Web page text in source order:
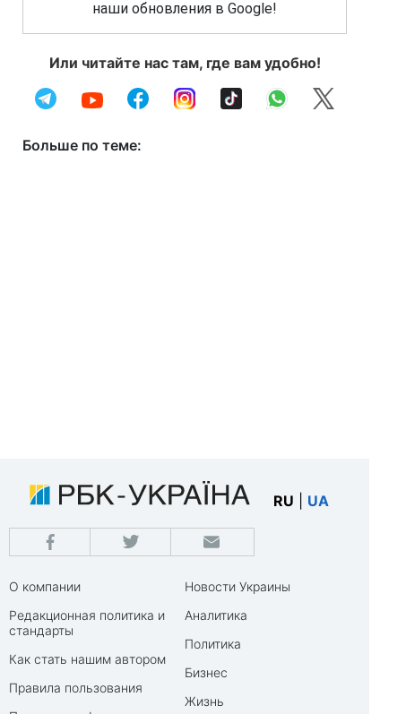
наши обновления в Google!
Или читайте нас там, где вам удобно!
Больше по теме:
RU UA
О компании
Редакционная политика и
стандарты
Как стать нашим автором
Правила пользования
Новости Украины
Аналитика
Политика
Бизнес
Жизнь